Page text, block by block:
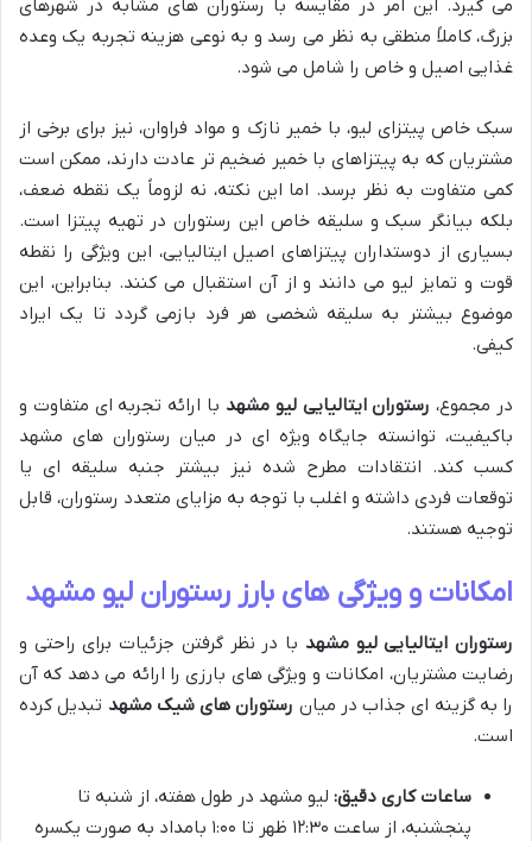
می گیرد. این امر در مقایسه با رستوران های مشابه در شهرهای
بزرگ، کاملاً منطقی به نظر می رسد و به نوعی هزینه تجربه یک وعده
غذایی اصیل و خاص را شامل می شود.
سبک خاص پیتزای لیو، با خمیر نازک و مواد فراوان، نیز برای برخی از
مشتریان که به پیتزاهای با خمیر ضخیم تر عادت دارند، ممکن است
کمی متفاوت به نظر برسد. اما این نکته، نه لزوماً یک نقطه ضعف،
بلکه بیانگر سبک و سلیقه خاص این رستوران در تهیه پیتزا است.
بسیاری از دوستداران پیتزاهای اصیل ایتالیایی، این ویژگی را نقطه
قوت و تمایز لیو می دانند و از آن استقبال می کنند. بنابراین، این
موضوع بیشتر به سلیقه شخصی هر فرد بازمی گردد تا یک ایراد
کیفی.
در مجموع، رستوران ایتالیایی لیو مشهد با ارائه تجربه ای متفاوت و
باکیفیت، توانسته جایگاه ویژه ای در میان رستوران های مشهد
کسب کند. انتقادات مطرح شده نیز بیشتر جنبه سلیقه ای یا
توقعات فردی داشته و اغلب با توجه به مزایای متعدد رستوران، قابل
توجیه هستند.
امکانات و ویژگی های بارز رستوران لیو مشهد
رستوران ایتالیایی لیو مشهد با در نظر گرفتن جزئیات برای راحتی و
رضایت مشتریان، امکانات و ویژگی های بارزی را ارائه می دهد که آن
را به گزینه ای جذاب در میان رستوران های شیک مشهد تبدیل کرده
است.
ساعات کاری دقیق: لیو مشهد در طول هفته، از شنبه تا
پنجشنبه، از ساعت ۱۲:۳۰ ظهر تا ۱:۰۰ بامداد به صورت یکسره